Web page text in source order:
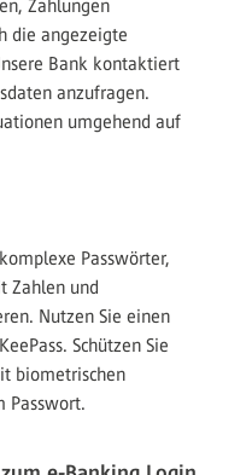
Zahlungen
die angezeigte
Bank kontaktiert
anzufragen.
umgehend auf
Passwörter,
Zahlen und
Nutzen Sie einen
Schützen Sie
biometrischen
Passwort.